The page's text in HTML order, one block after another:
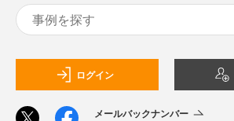
ログイン
メールバックナンバー